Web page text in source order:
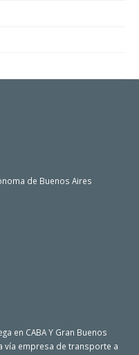
de Buenos Aires
en CABA Y Gran Buenos
vía empresa de transporte a